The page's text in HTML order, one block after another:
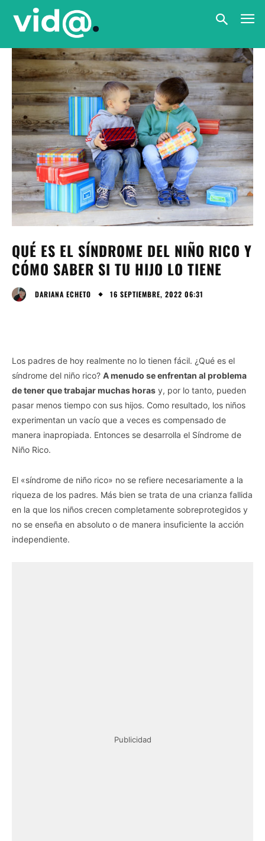
QUÉ ES EL SÍNDROME DEL NIÑO RICO Y
CÓMO SABER SI TU HIJO LO TIENE
DARIANA ECHETO 16 SEPTIEMBRE, 2022 06:31
Los padres de hoy realmente no lo tienen fácil. ¿Qué es el
síndrome del niño rico? A menudo se enfrentan al problema
de tener que trabajar muchas horas y, por lo tanto, pueden
pasar menos tiempo con sus hijos. Como resultado, los niños
experimentan un vacío que a veces es compensado de
manera inapropiada. Entonces se desarrolla el Síndrome de
Niño Rico.
El «síndrome de niño rico» no se refiere necesariamente a la
riqueza de los padres. Más bien se trata de una crianza fallida
en la que los niños crecen completamente sobreprotegidos y
no se enseña en absoluto o de manera insuficiente la acción
independiente.
Publicidad